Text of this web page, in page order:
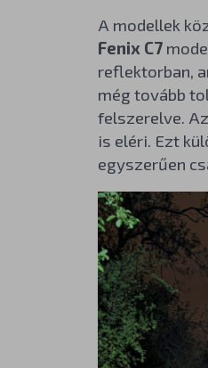
A modellek
Fenix C7
reflektorban,
még tovább
felszerelve.
is eléri. Ezt
egyszerűen